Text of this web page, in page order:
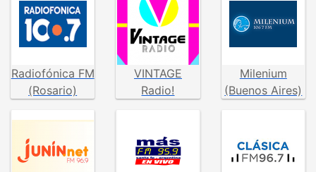
Radiofónica FM
(Rosario)
VINTAGE
Radio!
Milenium
(Buenos Aires)